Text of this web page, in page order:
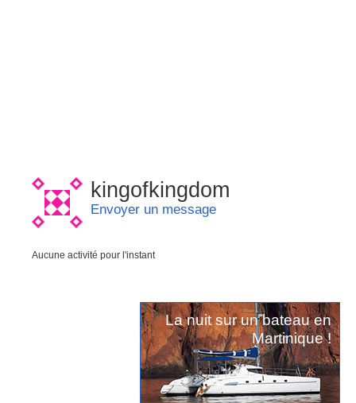
kingofkingdom
Envoyer un message
Aucune activité pour l'instant
La nuit sur un bateau en
Martinique !